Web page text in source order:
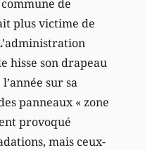
de
plus victime de
hisse son drapeau
sur sa
panneaux « zone
provoqué
mais ceux-